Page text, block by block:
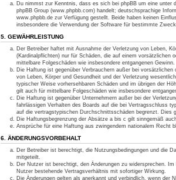
Du nimmst zur Kenntnis, dass es sich bei phpBB um eine unter
phpBB Group (www.phpbb.com) handelt; deutschsprachige
www.phpbb.de zur Verfügung gestellt. Beide haben keinen
insbesondere die Verwendung der Software für bestimmte
5. GEWÄHRLEISTUNG
Der Betreiber haftet mit Ausnahme der Verletzung von Leben,
(Kardinalpflichten) nur für Schäden, die auf einem vorsätzlichen
mittelbare Folgeschäden wie insbesondere entgangenen Gewinn.
Die Haftung ist gegenüber Verbrauchern außer bei
von Leben, Körper und Gesundheit und der Verletzung
typischer Weise vorhersehbaren Schäden und im übrigen der
gilt auch für mittelbare Folgeschäden wie insbesondere
Die Haftung ist gegenüber Unternehmern außer bei der
fahrlässigen Verhalten des Boards auf die bei Vertragsschluss
auf die vertragstypischen Durchschnittsschäden begrenzt. Dies
Die Haftungsbegrenzung der Absätze a bis c gilt sinngemäß
Ansprüche für eine Haftung aus zwingendem nationalem Recht
6. ÄNDERUNGSVORBEHALT
Der Betreiber ist berechtigt, die Nutzungsbedingungen und die
mitgeteilt.
Der Nutzer ist berechtigt, den Änderungen zu widersprechen.
Nutzer bestehende Vertragsverhältnis mit sofortiger Wirkung.
Die Änderungen gelten als anerkannt und verbindlich, wenn der